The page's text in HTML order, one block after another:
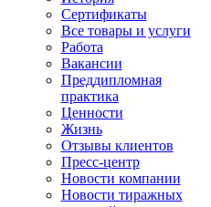
Сертификаты
Все товары и услуги
Работа
Вакансии
Преддипломная
практика
Ценности
Жизнь
Отзывы клиентов
Пресс-центр
Новости компании
Новости тиражных